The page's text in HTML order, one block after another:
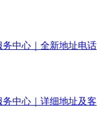
中心｜全新地址电话
中心｜详细地址及客